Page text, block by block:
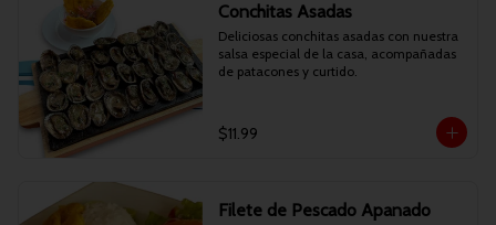
Conchitas Asadas
Deliciosas conchitas asadas con nuestra
salsa especial de la casa, acompañadas
de patacones y curtido.
$11.99
Filete de Pescado Apanado